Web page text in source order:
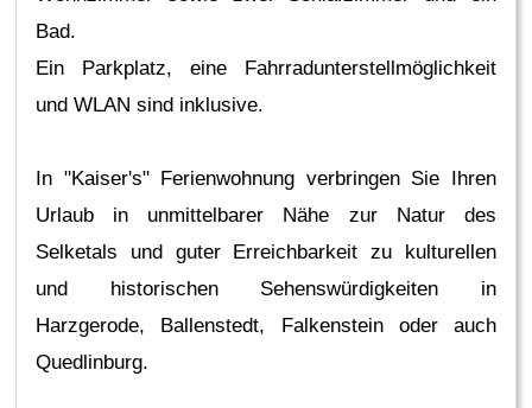
Bad.
Ein Parkplatz, eine Fahrradunterstellmöglichkeit
und WLAN sind inklusive.
In "Kaiser's" Ferienwohnung verbringen Sie Ihren
Urlaub in unmittelbarer Nähe zur Natur des
Selketals und guter Erreichbarkeit zu kulturellen
und historischen Sehenswürdigkeiten in
Harzgerode, Ballenstedt, Falkenstein oder auch
Quedlinburg.